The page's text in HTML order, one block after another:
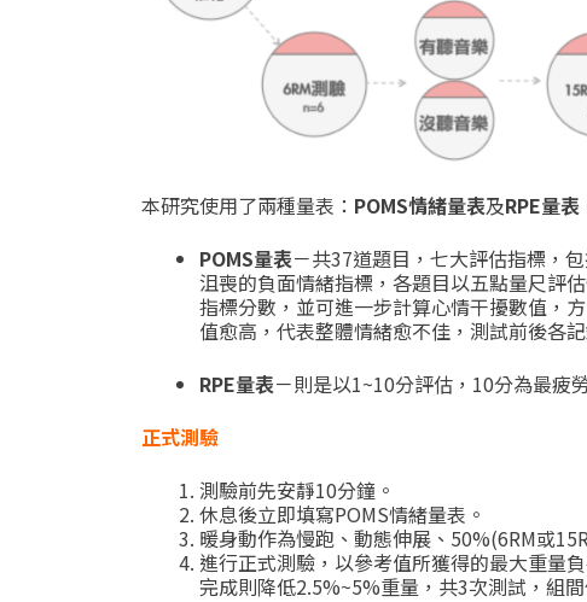
本研究使用了兩種量表： POMS情緒量表及RPE量表
POMS量表－共37道題目，七大評估指標，
沮喪的負面情緒指標，各題目以五點量尺評
指標分數，並可進一步計算心情干擾數值，
值愈高，代表整體情緒愈不佳，測試前後各
RPE量表－則是以1~10分評估， 10分為最疲
正式測驗
測驗前先安靜10分鐘。
休息後立即填寫POMS情緒量表。
暖身動作為慢跑、動態伸展、 50%(6RM或
進行正式測驗，以參考值所獲得的最大重量
完成則降低2.5%~5%重量，共3次測試，組